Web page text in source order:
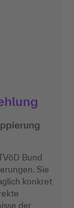
Bund
Sie
konkret
der